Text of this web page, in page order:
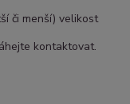
či menší) velikost
kontaktovat.